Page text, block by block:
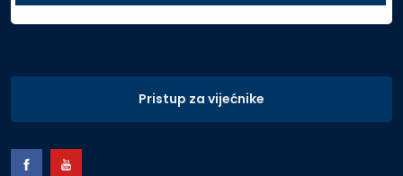
Pristup za vijećnike